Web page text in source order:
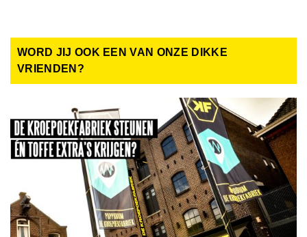
WORD JIJ OOK EEN VAN ONZE DIKKE
VRIENDEN?